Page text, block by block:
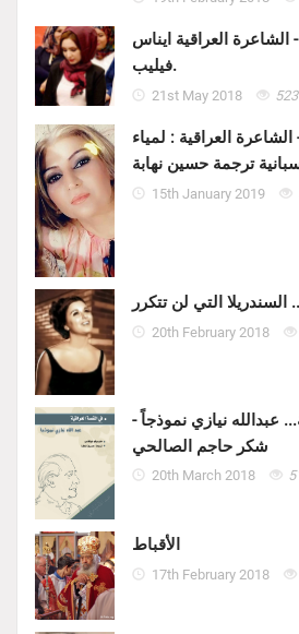
العراقية ايناس
فيليب.
21st May 2018
العراقية : لمياء
ترجمة حسين نهابة
15th January 2019
التي لن تتكرر
20th February 2018
عبدالله نيازي نموذجاً -
شكر حاجم الصالحي
20th March 2018
الأقباط
17th February 2018